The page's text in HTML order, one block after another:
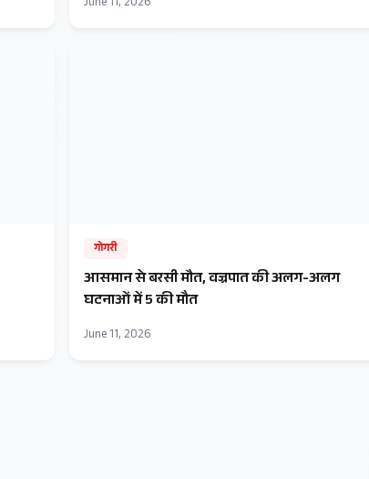
गोगरी
आसमान से बरसी मौत, वज्रपात की अलग-अलग
घटनाओं में 5 की मौत
June 11, 2026